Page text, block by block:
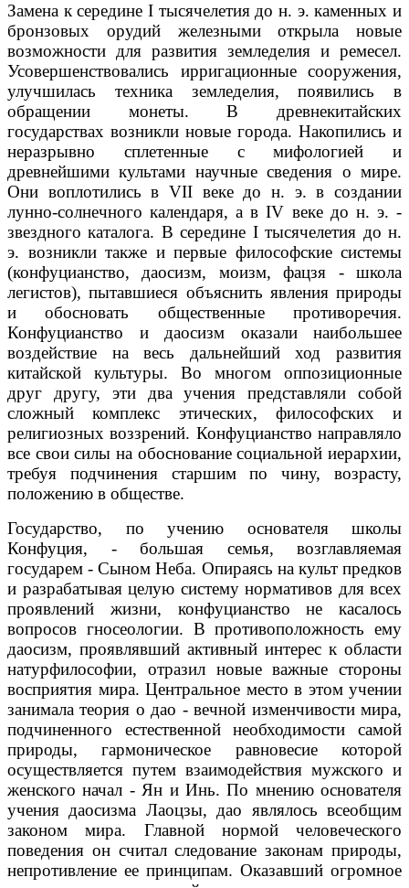
Замена к середине I тысячелетия до н. э. каменных и
бронзовых орудий железными открыла новые
возможности для развития земледелия и ремесел.
Усовершенствовались ирригационные сооружения,
улучшилась техника земледелия, появились в
обращении монеты. В древнекитайских
государствах возникли новые города. Накопились и
неразрывно сплетенные с мифологией и
древнейшими культами научные сведения о мире.
Они воплотились в VII веке до н. э. в создании
лунно-солнечного календаря, а в IV веке до н. э. -
звездного каталога. В середине I тысячелетия до н.
э. возникли также и первые философские системы
(конфуцианство, даосизм, моизм, фацзя - школа
легистов), пытавшиеся объяснить явления природы
и обосновать общественные противоречия.
Конфуцианство и даосизм оказали наибольшее
воздействие на весь дальнейший ход развития
китайской культуры. Во многом оппозиционные
друг другу, эти два учения представляли собой
сложный комплекс этических, философских и
религиозных воззрений. Конфуцианство направляло
все свои силы на обоснование социальной иерархии,
требуя подчинения старшим по чину, возрасту,
положению в обществе.
Государство, по учению основателя школы
Конфуция, - большая семья, возглавляемая
государем - Сыном Неба. Опираясь на культ предков
и разрабатывая целую систему нормативов для всех
проявлений жизни, конфуцианство не касалось
вопросов гносеологии. В противоположность ему
даосизм, проявлявший активный интерес к области
натурфилософии, отразил новые важные стороны
восприятия мира. Центральное место в этом учении
занимала теория о дао - вечной изменчивости мира,
подчиненного естественной необходимости самой
природы, гармоническое равновесие которой
осуществляется путем взаимодействия мужского и
женского начал - Ян и Инь. По мнению основателя
учения даосизма Лаоцзы, дао являлось всеобщим
законом мира. Главной нормой человеческого
поведения он считал следование законам природы,
непротивление ее принципам. Оказавший огромное